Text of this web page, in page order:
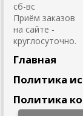
сб-вс
Приём заказов
на сайте -
круглосуточно.
Главная
Политика
Политика